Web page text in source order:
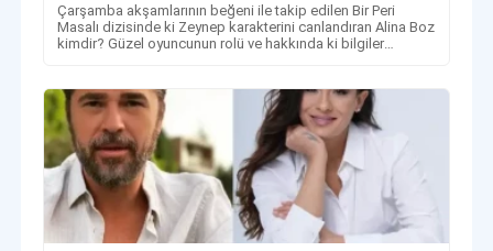
Çarşamba akşamlarının beğeni ile takip edilen Bir Peri
Masalı dizisinde ki Zeynep karakterini canlandıran Alina Boz
kimdir? Güzel oyuncunun rolü ve hakkında ki bilgiler